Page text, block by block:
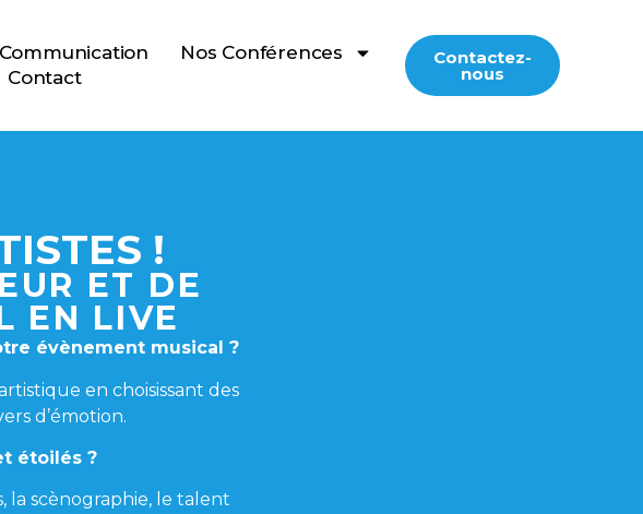
Communication
Nos Conférences
Contact
Contactez-
nous
!
ET DE
EN LIVE
évènement musical ?
en choisissant des
d’émotion.
étoilés ?
la scènographie, le talent